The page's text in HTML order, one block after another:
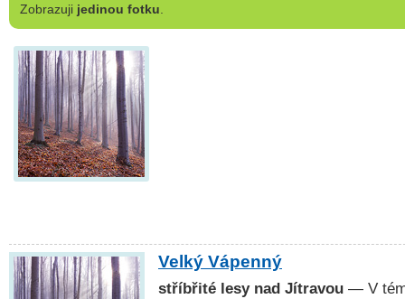
Zobrazuji jedinou fotku
Velký Vápenný
stříbřité lesy nad Jítravou — V